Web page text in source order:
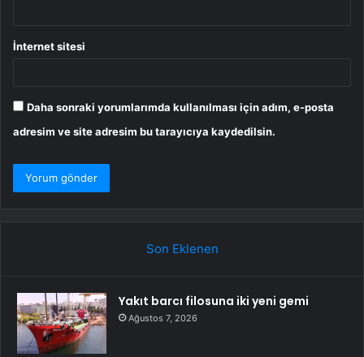
İnternet sitesi
Daha sonraki yorumlarımda kullanılması için adım, e-posta
adresim ve site adresim bu tarayıcıya kaydedilsin.
Son Eklenen
Yakıt barcı filosuna iki yeni gemi
Ağustos 7, 2026